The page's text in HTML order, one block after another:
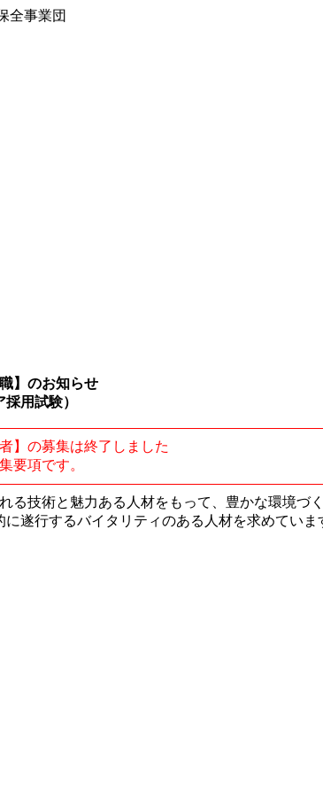
全事業団
】のお知らせ
用試験）
】の募集は終了しました
要項です。
技術と魅力ある人材をもって、豊かな環境づ
遂行するバイタリティのある人材を求めていま